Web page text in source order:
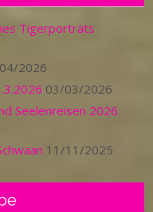
Tigerporträts
2026
03/03/2026
Seelenreisen 2026
11/11/2025